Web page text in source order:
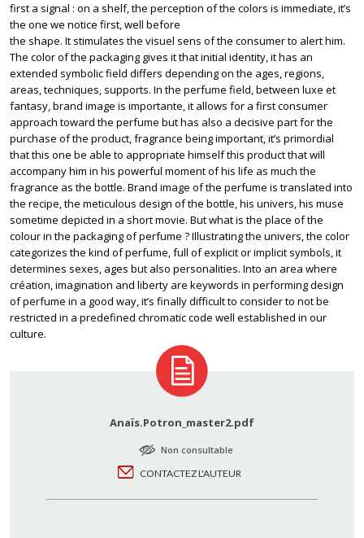
first a signal : on a shelf, the perception of the colors is immediate, it’s
the one we notice first, well before
the shape. It stimulates the visuel sens of the consumer to alert him.
The color of the packaging gives it that initial identity, it has an
extended symbolic field differs depending on the ages, regions,
areas, techniques, supports. In the perfume field, between luxe et
fantasy, brand image is importante, it allows for a first consumer
approach toward the perfume but has also a decisive part for the
purchase of the product, fragrance being important, it’s primordial
that this one be able to appropriate himself this product that will
accompany him in his powerful moment of his life as much the
fragrance as the bottle. Brand image of the perfume is translated into
the recipe, the meticulous design of the bottle, his univers, his muse
sometime depicted in a short movie. But what is the place of the
colour in the packaging of perfume ? Illustrating the univers, the color
categorizes the kind of perfume, full of explicit or implicit symbols, it
determines sexes, ages but also personalities. Into an area where
création, imagination and liberty are keywords in performing design
of perfume in a good way, it’s finally difficult to consider to not be
restricted in a predefined chromatic code well established in our
culture.
Anaïs.Potron_master2.pdf
Non consultable
CONTACTEZ L'AUTEUR